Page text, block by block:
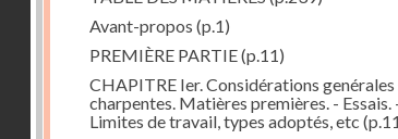
Avant-propos (p.1)
PREMIÈRE PARTIE(p.11)
CHAPITRE Ier. Considérations
charpentes. Matières premières. - Essais.
Limites de travail, types adoptés, etc